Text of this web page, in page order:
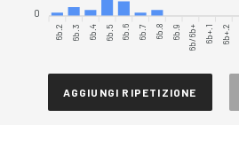
0
6b.2 6b.3 6b.4 6b.5 6b.6 6b.7 6b.8 6b.9 6b/6b+ 6b+.1 6b+.2
AGGIUNGI RIPETIZIONE